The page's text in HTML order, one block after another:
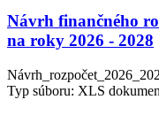
Návrh finančného
na roky 2026 - 2028
Typ súboru: XLS